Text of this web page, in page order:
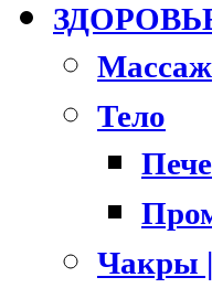
Массаж
Тело
Чакры